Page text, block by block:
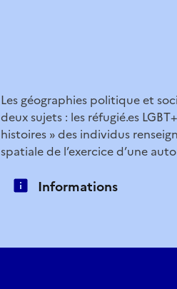
Les géographies politique et
deux sujets : les réfugié.es
histoires » des individus
spatiale de l’exercice d’une
Informations